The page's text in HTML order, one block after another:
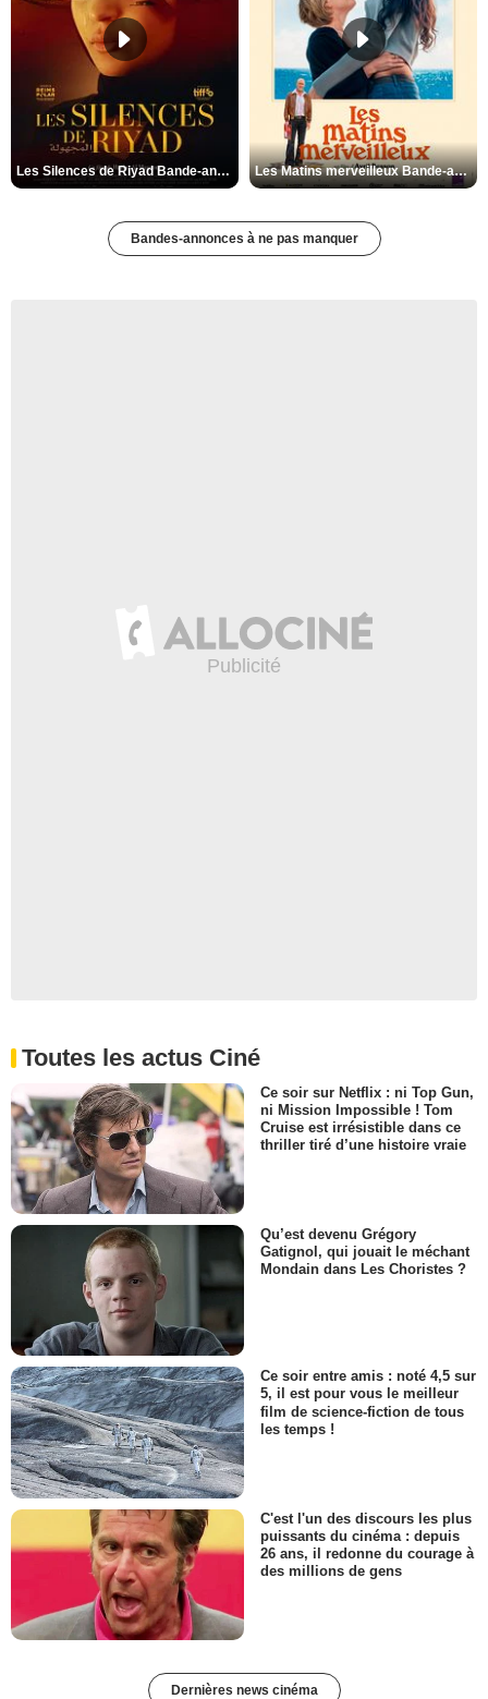
Les Silences de Riyad Bande-annonce VO STFR Les Matins merveilleux Bande-annonce VF
Bandes-annonces à ne pas manquer
Toutes les actus Ciné
Ce soir sur Netflix : ni Top Gun,
ni Mission Impossible ! Tom
Cruise est irrésistible dans ce
thriller tiré d’une histoire vraie
Qu’est devenu Grégory
Gatignol, qui jouait le méchant
Mondain dans Les Choristes ?
Ce soir entre amis : noté 4,5 sur
5, il est pour vous le meilleur
film de science-fiction de tous
les temps !
C'est l'un des discours les plus
puissants du cinéma : depuis
26 ans, il redonne du courage à
des millions de gens
Dernières news cinéma